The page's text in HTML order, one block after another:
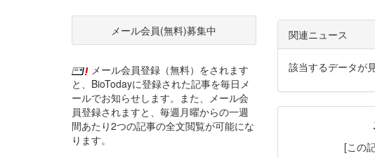
関連ニュース
該当するデータが
[この
メール会員(無料)募集中
メール会員登録（無料）をされます
と、BioTodayに登録された記事を毎日メ
ールでお知らせします。また、メール会
員登録されますと、毎週月曜からの一週
間あたり2つの記事の全文閲覧が可能にな
ります。